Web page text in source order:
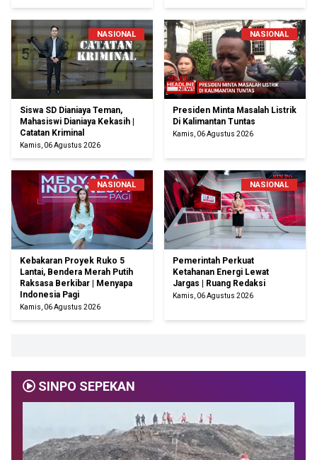
NASIONAL
Siswa SD Dianiaya Teman,
Mahasiswi Dianiaya Kekasih |
Catatan Kriminal
Kamis, 06 Agustus 2026
NASIONAL
Presiden Minta Masalah Listrik
Di Kalimantan Tuntas
Kamis, 06 Agustus 2026
NASIONAL
Kebakaran Proyek Ruko 5
Lantai, Bendera Merah Putih
Raksasa Berkibar | Menyapa
Indonesia Pagi
Kamis, 06 Agustus 2026
NASIONAL
Pemerintah Perkuat
Ketahanan Energi Lewat
Jargas | Ruang Redaksi
Kamis, 06 Agustus 2026
SINPO SEPEKAN